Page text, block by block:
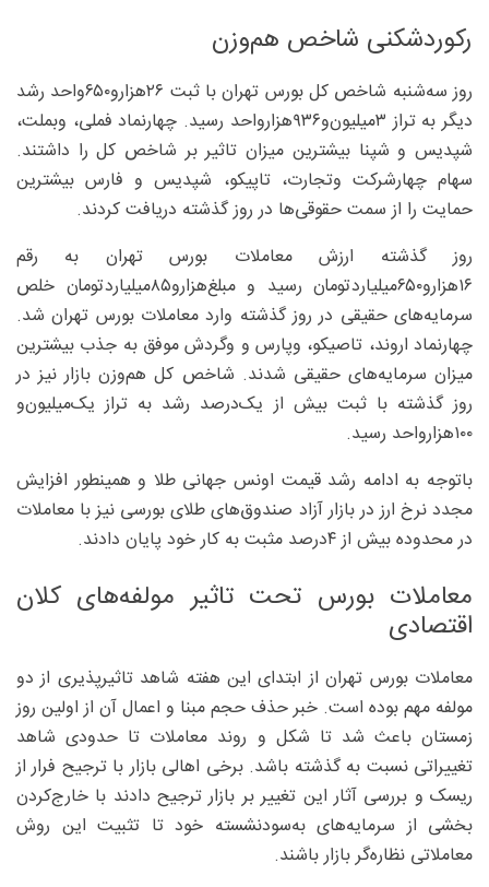
رکوردشکنی شاخص هم‌وزن
روز سه‌شنبه شاخص کل بورس تهران با ثبت ۲۶‌هزارو۶۵۰واحد رشد
دیگر به تراز ۳‌میلیون‌و۹۳۶‌هزارواحد رسید. چهارنماد فملی، وبملت،
شپدیس و شپنا بیشترین میزان تاثیر بر شاخص کل را داشتند.
سهام چهارشرکت وتجارت، تاپیکو، شپدیس و فارس بیشترین
حمایت را از سمت حقوقی‌ها در روز گذشته دریافت کردند.
روز گذشته ارزش معاملات بورس تهران به رقم
۱۶‌هزارو۶۵۰‌میلیاردتومان رسید و مبلغ‌هزارو۸۵‌میلیاردتومان خلص
سرمایه‌های حقیقی در روز گذشته وارد معاملات بورس تهران شد.
چهارنماد اروند، تاصیکو، وپارس و وگردش موفق به جذب بیشترین
میزان سرمایه‌های حقیقی شدند. شاخص کل هم‌وزن بازار نیز در
روز گذشته با ثبت بیش از یک‌درصد رشد به تراز یک‌میلیون‌و
۱۰۰‌هزارواحد رسید.
باتوجه به ادامه رشد قیمت اونس جهانی طلا و همینطور افزایش
مجدد نرخ ارز در بازار آزاد صندوق‌های طلای بورسی نیز با معاملات
در محدوده بیش از ۴درصد مثبت به کار خود پایان دادند.
معاملات بورس تحت تاثیر مولفه‌های کلان
اقتصادی
معاملات بورس تهران از ابتدای این هفته شاهد تاثیر‌پذیری از دو
مولفه مهم بوده است. خبر حذف حجم مبنا و اعمال آن از اولین روز
زمستان باعث شد تا شکل و روند معاملات تا حدودی شاهد
تغییراتی نسبت به گذشته باشد. برخی اهالی بازار با ترجیح فرار از
ریسک و بررسی آثار این تغییر بر بازار ترجیح دادند با خارج‌کردن
بخشی از سرمایه‌های به‌سودنشسته خود تا تثبیت این روش
معاملاتی نظاره‌گر بازار باشند.